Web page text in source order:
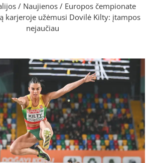
/ Naujienos/ Europos čempionate
karjeroje užėmusi Dovilė Kilty: įtampos
nejaučiau